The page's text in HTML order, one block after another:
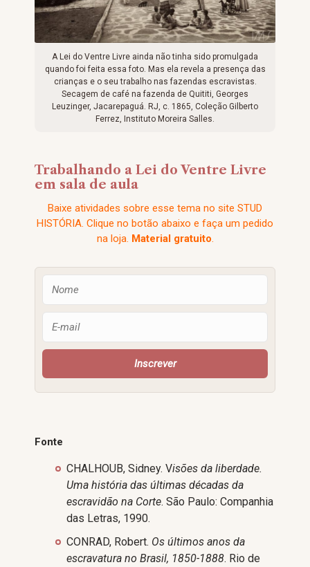
A Lei do Ventre Livre ainda não tinha sido promulgada
quando foi feita essa foto. Mas ela revela a presença das
crianças e o seu trabalho nas fazendas escravistas.
Secagem de café na fazenda de Quititi, Georges
Leuzinger, Jacarepaguá. RJ, c. 1865, Coleção Gilberto
Ferrez, Instituto Moreira Salles.
Trabalhando a Lei do Ventre Livre
em sala de aula
Baixe atividades sobre esse tema no site STUD
HISTÓRIA. Clique no botão abaixo e faça um pedido
na loja. Material gratuito.
Fonte
CHALHOUB, Sidney. Visões da liberdade.
Uma história das últimas décadas da
escravidão na Corte. São Paulo: Companhia
das Letras, 1990.
CONRAD, Robert. Os últimos anos da
escravatura no Brasil, 1850-1888. Rio de